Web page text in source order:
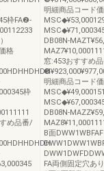
枠FA❷-
格
枠
め品番/
明細商品コード
DB08N-
窓:453おすすめ
明細商品コード
DB08N-
B面
FA両側固定穴あ